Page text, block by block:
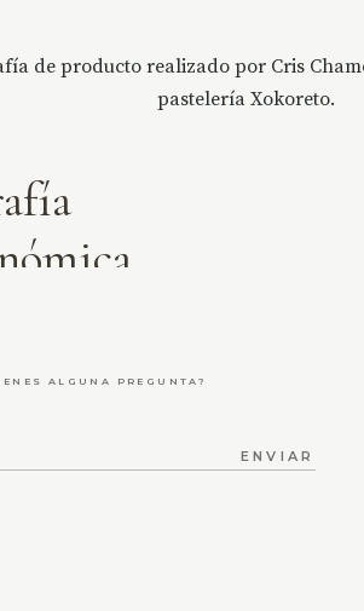
ALGUNA PREGUNTA?
ENVIAR